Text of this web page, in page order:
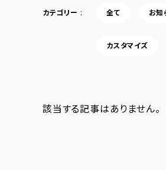
カテゴリー 全て お知
カスタマイズ
該当する記事はありません。